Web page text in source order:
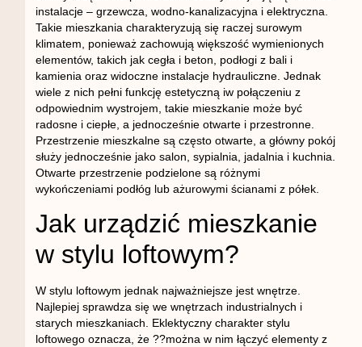
instalacje – grzewcza, wodno-kanalizacyjna i elektryczna.
Takie mieszkania charakteryzują się raczej surowym
klimatem, ponieważ zachowują większość wymienionych
elementów, takich jak cegła i beton, podłogi z bali i
kamienia oraz widoczne instalacje hydrauliczne. Jednak
wiele z nich pełni funkcję estetyczną iw połączeniu z
odpowiednim wystrojem, takie mieszkanie może być
radosne i ciepłe, a jednocześnie otwarte i przestronne.
Przestrzenie mieszkalne są często otwarte, a główny pokój
służy jednocześnie jako salon, sypialnia, jadalnia i kuchnia.
Otwarte przestrzenie podzielone są różnymi
wykończeniami podłóg lub ażurowymi ścianami z półek.
Jak urządzić mieszkanie
w stylu loftowym?
W stylu loftowym jednak najważniejsze jest wnętrze.
Najlepiej sprawdza się we wnętrzach industrialnych i
starych mieszkaniach. Eklektyczny charakter stylu
loftowego oznacza, że ??można w nim łączyć elementy z